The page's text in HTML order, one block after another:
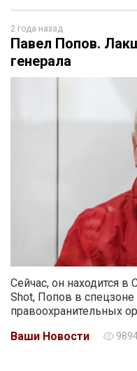
2 года назад
Павел Попов.
генерала
Сейчас, он находится
Shot, Попов в
правоохранительных
Ваши Новости